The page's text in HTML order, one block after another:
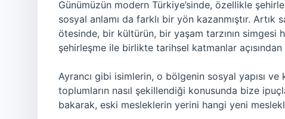
Günümüzün modern Türkiye’sinde, özellikle
sosyal anlamı da farklı bir yön kazanmıştır.
ötesinde, bir kültürün, bir yaşam tarzının simgesi
şehirleşme ile birlikte tarihsel katmanlar
Ayrancı gibi isimlerin, o bölgenin sosyal yapısı
toplumların nasıl şekillendiği konusunda bize
bakarak, eski mesleklerin yerini hangi yeni